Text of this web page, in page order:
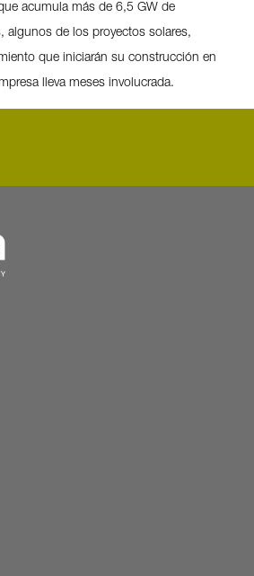
acumula más de 6,5 GW de
algunos de los proyectos solares,
que iniciarán su construcción en
lleva meses involucrada.